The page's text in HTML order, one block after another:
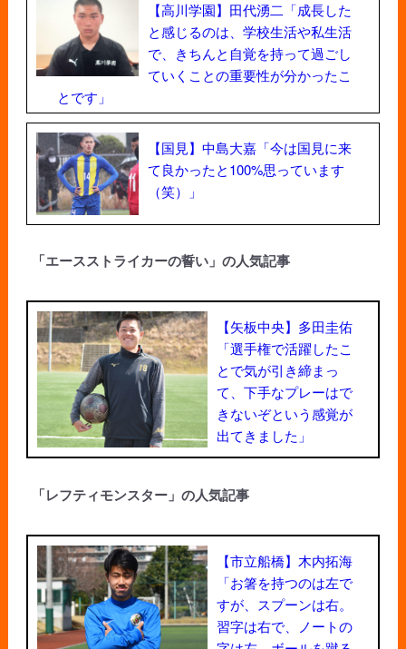
【高川学園】田代湧二「成長した
と感じるのは、学校生活や私生活
で、きちんと自覚を持って過ごし
ていくことの重要性が分かったこ
とです」
【国見】中島大嘉「今は国見に来
て良かったと100%思っています
（笑）」
「エースストライカーの誓い」の人気記事
【矢板中央】多田圭佑
「選手権で活躍したこ
とで気が引き締まっ
て、下手なプレーはで
きないぞという感覚が
出てきました」
「レフティモンスター」の人気記事
【市立船橋】木内拓海
「お箸を持つのは左で
すが、スプーンは右。
習字は右で、ノートの